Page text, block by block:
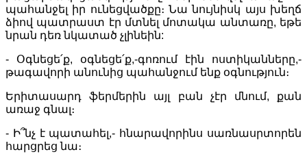
պահանջել իր ունեցվածքը։ Նա նույնիսկ այս խեղճ
ձիով պատրաստ էր մտնել մոտակա անտառը, եթե
նրան դեռ նկատած չլինեին:
- Օգնեցե՛ք, օգնեցե՛ք,-գոռում էին ոստիկանները,-
թագավորի անունից պահանջում ենք օգնություն։
Երիտասարդ ֆերմերին այլ բան չէր մնում, քան
առաջ գնալ։
- Ի՞նչ է պատահել,- հնարավորինս սառնասրտորեն
հարցրեց նա։